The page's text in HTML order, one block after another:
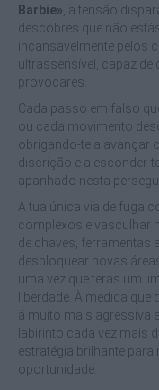
Barbie» , a tensão
descobres que não
incansavelmente pelos
ultrassensível, capaz
provocares.
Cada passo em falso
ou cada movimento
obrigando-te a avançar
discrição e a esconder-
apanhado nesta
A tua única via de fuga
complexos e vasculhar
de chaves, ferramentas
desbloquear novas
uma vez que terás um
liberdade. À medida
á muito mais agressiva
labirinto cada vez mais
estratégia brilhante
oportunidade.